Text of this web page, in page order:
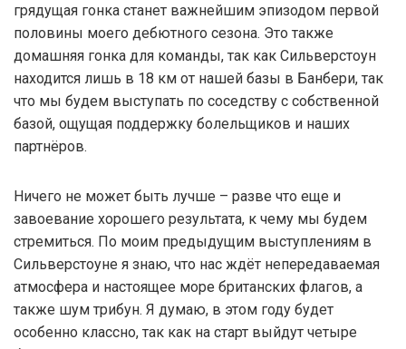
грядущая гонка станет важнейшим эпизодом первой
половины моего дебютного сезона. Это также
домашняя гонка для команды, так как Сильверстоун
находится лишь в 18 км от нашей базы в Банбери, так
что мы будем выступать по соседству с собственной
базой, ощущая поддержку болельщиков и наших
партнёров.
Ничего не может быть лучше – разве что еще и
завоевание хорошего результата, к чему мы будем
стремиться. По моим предыдущим выступлениям в
Сильверстоуне я знаю, что нас ждёт непередаваемая
атмосфера и настоящее море британских флагов, а
также шум трибун. Я думаю, в этом году будет
особенно классно, так как на старт выйдут четыре